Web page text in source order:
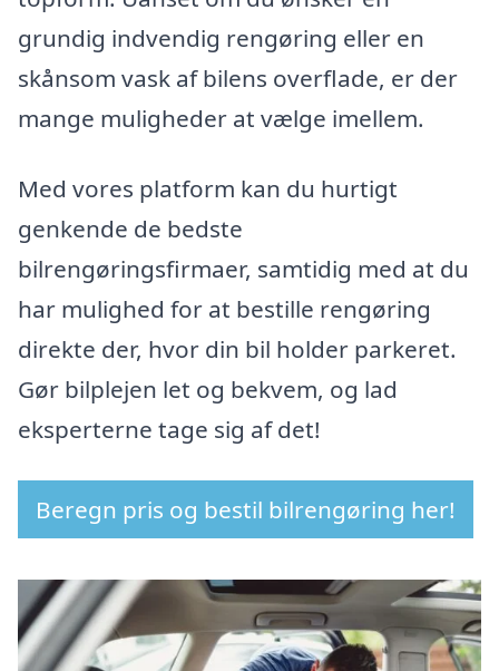
grundig indvendig rengøring eller en
skånsom vask af bilens overflade, er der
mange muligheder at vælge imellem.
Med vores platform kan du hurtigt
genkende de bedste
bilrengøringsfirmaer, samtidig med at du
har mulighed for at bestille rengøring
direkte der, hvor din bil holder parkeret.
Gør bilplejen let og bekvem, og lad
eksperterne tage sig af det!
Beregn pris og bestil bilrengøring her!